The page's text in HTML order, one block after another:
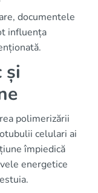
documentele
influența
și
polimerizării
celulari ai
împiedică
energetice